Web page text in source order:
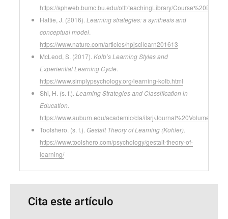
https://sphweb.bumc.bu.edu/otlt/teachingLibrary/
Hattie, J. (2016). Learning strategies: a synthesis and
conceptual model
https://www.nature.com/articles/npjscilearn201613
McLeod, S. (2017). Kolb’s Learning Styles and
Experiential Learning Cycle
https://www.simplypsychology.org/learning-kolb.html
Shi, H. (s. f.). Learning Strategies and Classification in
Education
https://www.auburn.edu/academic/cla/ilsrj/Journal%20Volumes/
Toolshero. (s. f.). Gestalt Theory of Learning (Kohler)
https://www.toolshero.com/psychology/gestalt-theory-of-
learning/
Cita este artículo